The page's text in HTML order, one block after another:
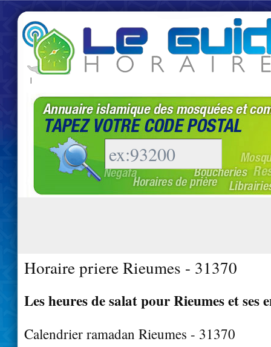
|
Horaire priere Rieumes - 31370
Les heures de salat pour Rieumes et ses
Calendrier ramadan Rieumes - 31370